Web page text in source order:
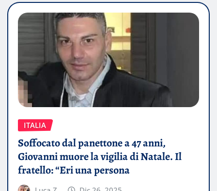
ITALIA
Soffocato dal panettone a 47 anni,
Giovanni muore la vigilia di Natale. Il
fratello: “Eri una persona